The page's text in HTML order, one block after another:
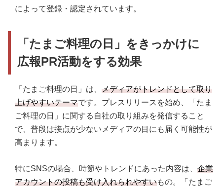
によって登録・認定されています。
「たまご料理の日」をきっかけに
広報PR活動をする効果
「たまご料理の日」は、 メディアがトレンドとして取り
上げやすいテーマです。プレスリリースを始め、「たま
ご料理の日」に関する自社の取り組みを発信すること
で、普段は接点が少ないメディアの目にも届く可能性が
高まります。
特にSNSの場合、時節やトレンドにあった内容は、 企業
アカウントの投稿も受け入れられやすいもの。「たまご